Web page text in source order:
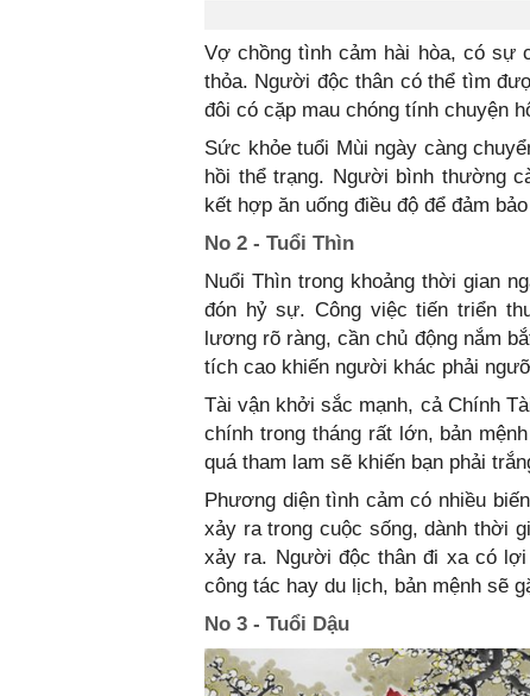
Vợ chồng tình cảm hài hòa, có sự
thỏa. Người độc thân có thể tìm
đôi có cặp mau chóng tính chuyện
Sức khỏe tuổi Mùi ngày càng
hồi thể trạng. Người bình thường
kết hợp ăn uống điều độ để đảm
No 2 - Tuổi Thìn
Nuổi Thìn trong khoảng thời gian
đón hỷ sự. Công việc tiến triển
lương rõ ràng, cần chủ động nắm
tích cao khiến người khác phải
Tài vận khởi sắc mạnh, cả Chính
chính trong tháng rất lớn, bản
quá tham lam sẽ khiến bạn phải
Phương diện tình cảm có nhiều
xảy ra trong cuộc sống, dành thời
xảy ra. Người độc thân đi xa có lợi
công tác hay du lịch, bản mệnh sẽ
No 3 - Tuổi Dậu